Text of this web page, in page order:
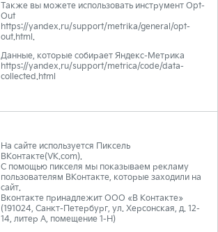
Также вы можете использовать инструмент Opt-
Out
https://yandex.ru/support/metrika/general/opt-
out.html.
Данные, которые собирает Яндекс-Метрика
https://yandex.ru/support/metrica/code/data-
collected.html
На сайте используется Пиксель
ВКонтакте(VK.com).
С помощью пикселя мы показываем рекламу
пользователям ВКонтакте, которые заходили на
сайт.
Вконтакте принадлежит ООО «В Контакте»
(191024, Санкт-Петербург, ул. Херсонская, д. 12-
14, литер А, помещение 1-Н)